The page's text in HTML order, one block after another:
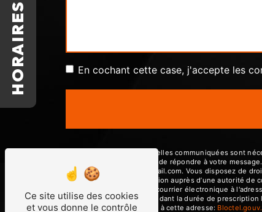
En cochant cette case, j'accepte les
** Les données personnelles communiquées sont
traitants dans le seul but de répondre à votre
garagedeshautieres@gmail.com. Vous disposez de
d’introduire une réclamation auprès d’une autorité
22440 Tremuson ou par courrier électronique à
prise de contact puis pendant la durée de
téléphonique, disponible à cette adresse:
HORAIRES
Ce site utilise des cookies
et vous donne le contrôle